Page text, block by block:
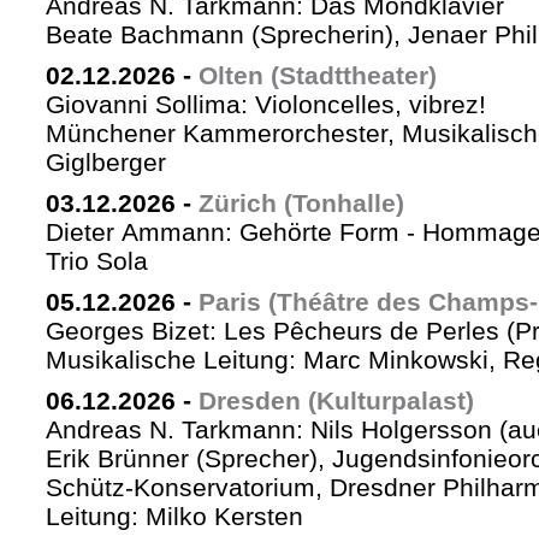
Beate Bachmann (Sprecherin), Jenaer
02.12.2026 - Olten (Stadttheater)
Giovanni Sollima: Violoncelles, vibrez!
Münchener Kammerorchester,
Giglberger
03.12.2026 - Zürich (Tonhalle)
Dieter Ammann: Gehörte Form -
Trio Sola
05.12.2026 - Paris (Théâtre des
Georges Bizet: Les Pêcheurs de Perles
Musikalische Leitung: Marc Minkowski,
06.12.2026 - Dresden (Kulturpalast)
Andreas N. Tarkmann: Nils Holgersson
Erik Brünner (Sprecher),
Schütz-Konservatorium, Dresdner
Leitung: Milko Kersten